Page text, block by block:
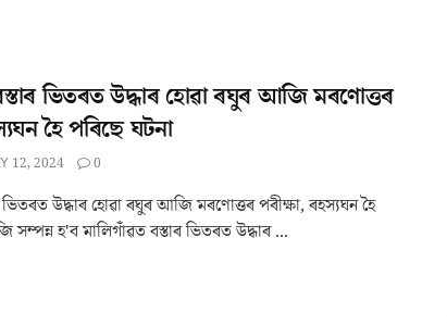
ভিতৰত উদ্ধাৰ হোৱা ৰঘুৰ আজি মৰণোত্তৰ
হৈ পৰিছে ঘটনা
12, 2024 0
ভিতৰত উদ্ধাৰ হোৱা ৰঘুৰ আজি মৰণোত্তৰ পৰীক্ষা, ৰহস্যঘন হৈ
সম্পন্ন হ'ব মালিগাঁৱত বস্তাৰ ভিতৰত উদ্ধাৰ ...